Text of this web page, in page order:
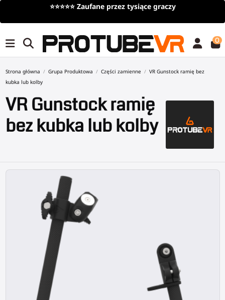
Darmowa dostawa przy zamówieniach powyżej
0
Strona główna Grupa Produktowa Części zamienne
VR Gunstock ramię bez
kubka lub kolby
VR Gunstock ramię
bez kubka lub kolby